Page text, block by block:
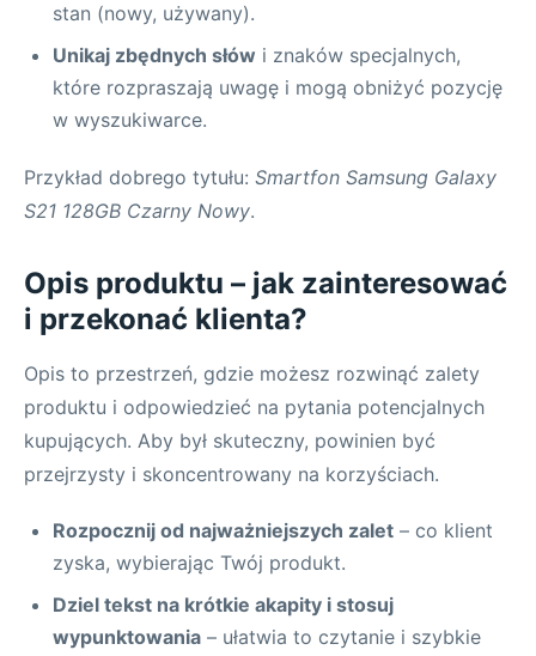
stan (nowy, używany).
Unikaj zbędnych słów i znaków specjalnych,
które rozpraszają uwagę i mogą obniżyć pozycję
w wyszukiwarce.
Przykład dobrego tytułu: Smartfon Samsung Galaxy
S21 128GB Czarny Nowy.
Opis produktu – jak zainteresować
i przekonać klienta?
Opis to przestrzeń, gdzie możesz rozwinąć zalety
produktu i odpowiedzieć na pytania potencjalnych
kupujących. Aby był skuteczny, powinien być
przejrzysty i skoncentrowany na korzyściach.
Rozpocznij od najważniejszych zalet – co klient
zyska, wybierając Twój produkt.
Dziel tekst na krótkie akapity i stosuj
wypunktowania – ułatwia to czytanie i szybkie